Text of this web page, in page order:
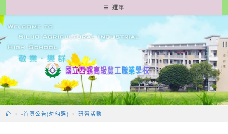
轉
至
要
容
選單
> -首頁公告(勿勾選) > 研習活動